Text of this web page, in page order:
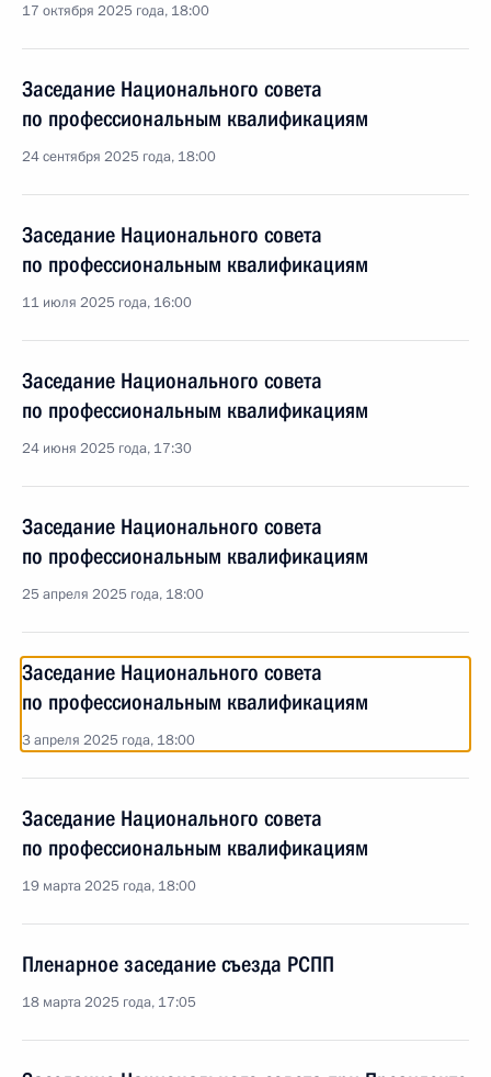
17 октября 2025 года, 18:00
Заседание Национального совета
по профессиональным квалификациям
24 сентября 2025 года, 18:00
Заседание Национального совета
по профессиональным квалификациям
11 июля 2025 года, 16:00
Заседание Национального совета
по профессиональным квалификациям
24 июня 2025 года, 17:30
Заседание Национального совета
по профессиональным квалификациям
25 апреля 2025 года, 18:00
Заседание Национального совета
по профессиональным квалификациям
3 апреля 2025 года, 18:00
Заседание Национального совета
по профессиональным квалификациям
19 марта 2025 года, 18:00
Пленарное заседание съезда РСПП
18 марта 2025 года, 17:05